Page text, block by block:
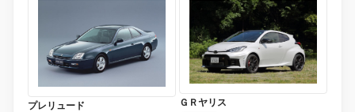
プレリュード ＧＲヤリス